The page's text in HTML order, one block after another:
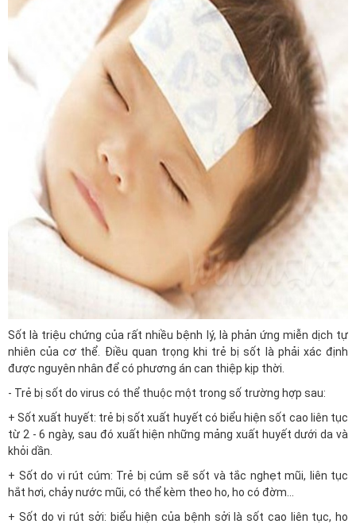
Sốt là triệu chứng của rất nhiều bệnh lý, là phản ứng miễn dịch tự
nhiên của cơ thể. Điều quan trọng khi trẻ bị sốt là phải xác định
được nguyên nhân để có phương án can thiệp kịp thời.
- Trẻ bị sốt do virus có thể thuộc một trong số trường hợp sau:
+ Sốt xuất huyết: trẻ bị sốt xuất huyết có biểu hiện sốt cao liên tục
từ 2 - 6 ngày, sau đó xuất hiện những mảng xuất huyết dưới da và
khỏi dần.
+ Sốt do vi rút cúm: Trẻ bị cúm sẽ sốt và tắc nghẹt mũi, liên tục
hắt hơi, chảy nước mũi, có thể kèm theo ho, ho có đờm...
+ Sốt do vi rút sởi: biểu hiện của bệnh sởi là sốt cao liên tục, ho